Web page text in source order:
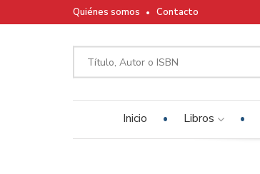
Quiénes somos Contacto
Inicio Libros